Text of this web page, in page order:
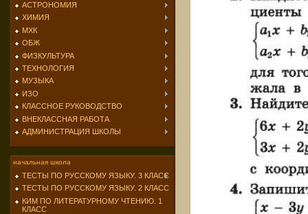
АСТРОНОМИЯ
ХИМИЯ
МХК
ОБЖ
ФИЗКУЛЬТУРА
ТЕХНОЛОГИЯ
МУЗЫКА
ИЗО
КЛАССНОЕ РУКОВОДСТВО
ВНЕКЛАССНАЯ РАБОТА
АДМИНИСТРАЦИЯ ШКОЛЫ
начальная школа
ТЕСТЫ ПО РУССКОМУ ЯЗЫКУ. 3 КЛАСС
ТЕСТЫ ПО РУССКОМУ ЯЗЫКУ. 2 КЛАСС
КИМ ПО ЛИТЕРАТУРНОМУ ЧТЕНИЮ. 1
КЛАСС